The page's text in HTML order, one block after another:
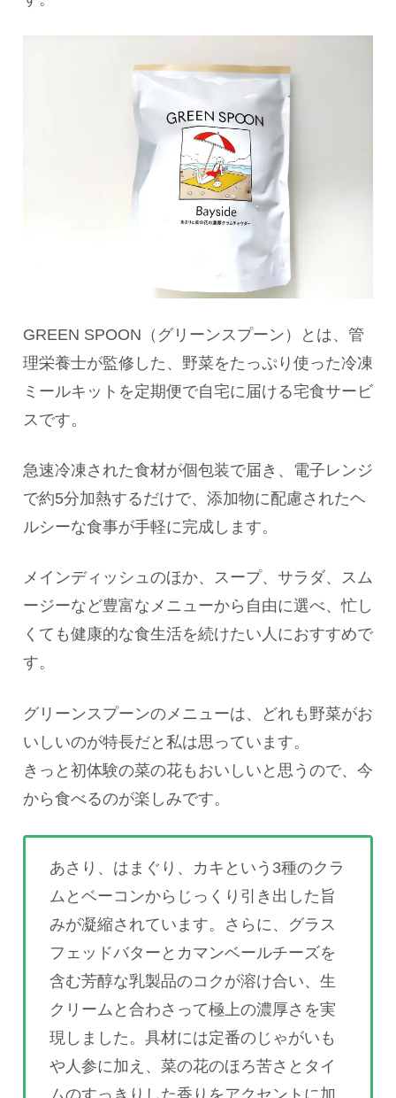
GREEN SPOON（グリーンスプーン）とは、管
理栄養士が監修した、野菜をたっぷり使った冷凍
ミールキットを定期便で自宅に届ける宅食サービ
スです。
急速冷凍された食材が個包装で届き、電子レンジ
で約5分加熱するだけで、添加物に配慮されたヘ
ルシーな食事が手軽に完成します。
メインディッシュのほか、スープ、サラダ、スム
ージーなど豊富なメニューから自由に選べ、忙し
くても健康的な食生活を続けたい人におすすめで
す。
グリーンスプーンのメニューは、どれも野菜がお
いしいのが特長だと私は思っています。
きっと初体験の菜の花もおいしいと思うので、今
から食べるのが楽しみです。
あさり、はまぐり、カキという3種のクラ
ムとベーコンからじっくり引き出した旨
みが凝縮されています。さらに、グラス
フェッドバターとカマンベールチーズを
含む芳醇な乳製品のコクが溶け合い、生
クリームと合わさって極上の濃厚さを実
現しました。具材には定番のじゃがいも
や人参に加え、菜の花のほろ苦さとタイ
ムのすっきりした香りをアクセントに加